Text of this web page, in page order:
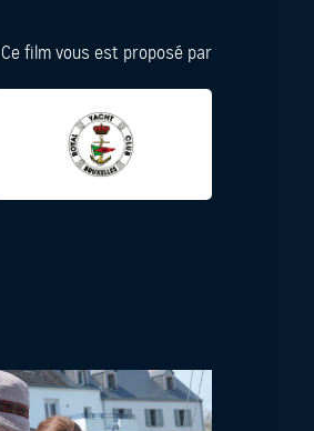
Ce film vous est proposé par